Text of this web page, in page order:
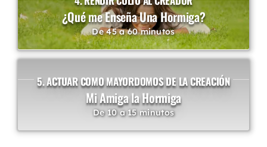
¿Qué me Enseña Una Hormiga?
De 45 a 60 minutos
5. ACTUAR COMO MAYORDOMOS DE LA CREACIÓN
Mi Amiga la Hormiga
De 10 a 15 minutos